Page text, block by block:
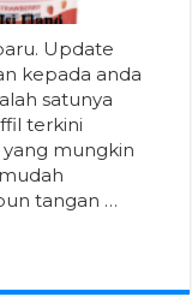
Update
kepada anda
satunya
terkini
yang mungkin
tangan …